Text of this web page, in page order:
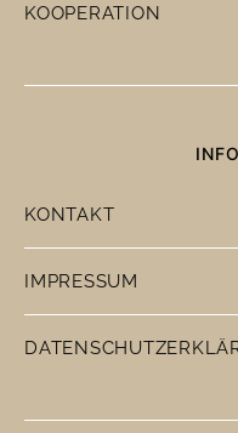
KOOPERATION
KONTAKT
IMPRESSUM